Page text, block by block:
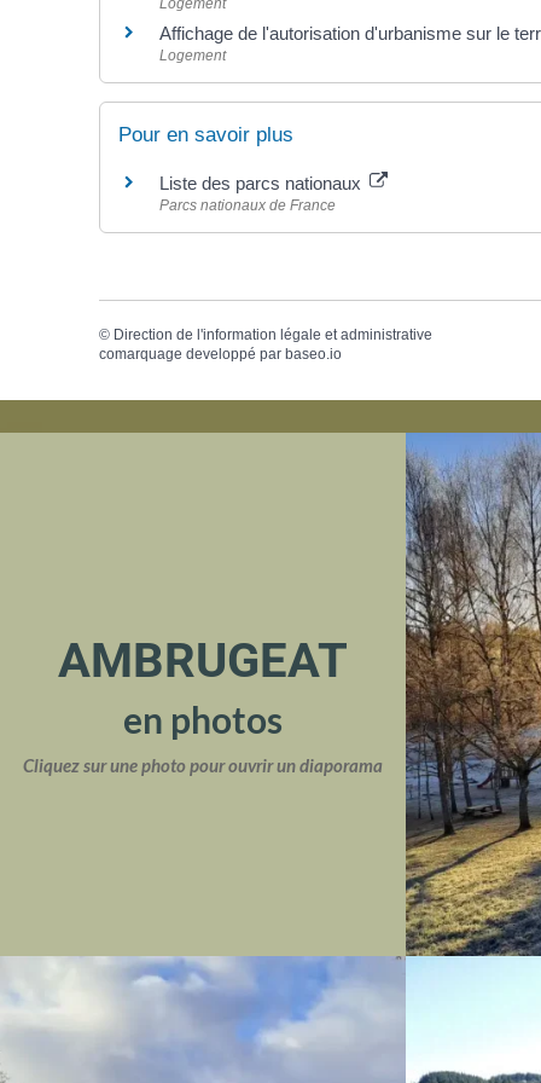
Logement
Affichage de l'autorisation d'urbanisme sur le
Logement
Pour en savoir plus
Liste des parcs nationaux
Parcs nationaux de France
© Direction de l'information légale et administrative
comarquage developpé par baseo.io
AMBRUGEAT
en photos
Cliquez sur une photo pour ouvrir un diaporama